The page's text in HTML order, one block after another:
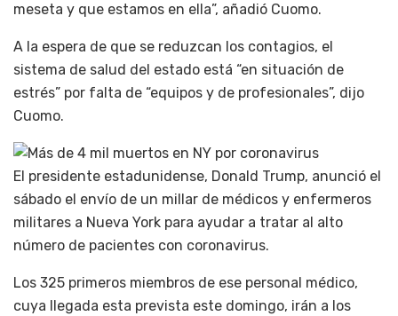
meseta y que estamos en ella”, añadió Cuomo.
A la espera de que se reduzcan los contagios, el
sistema de salud del estado está “en situación de
estrés” por falta de “equipos y de profesionales”, dijo
Cuomo.
El presidente estadunidense, Donald Trump, anunció el
sábado el envío de un millar de médicos y enfermeros
militares a Nueva York para ayudar a tratar al alto
número de pacientes con coronavirus.
Los 325 primeros miembros de ese personal médico,
cuya llegada esta prevista este domingo, irán a los